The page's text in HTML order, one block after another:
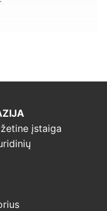
įstaiga